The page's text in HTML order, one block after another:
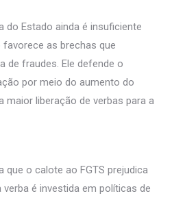
do Estado ainda é insuficiente
as brechas que
de fraudes. Ele defende o
por meio do aumento do
maior liberação de verbas para a
que o calote ao FGTS prejudica
é investida em políticas de